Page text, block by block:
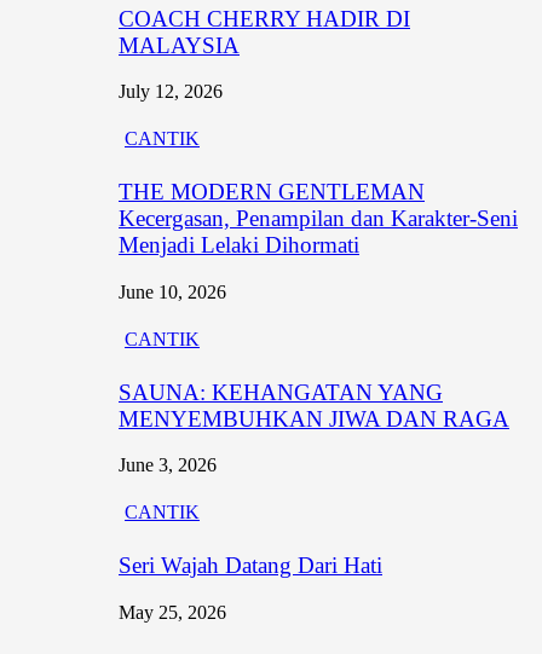
COACH CHERRY HADIR DI
MALAYSIA
July 12, 2026
CANTIK
THE MODERN GENTLEMAN
Kecergasan, Penampilan dan Karakter-Seni
Menjadi Lelaki Dihormati
June 10, 2026
CANTIK
SAUNA: KEHANGATAN YANG
MENYEMBUHKAN JIWA DAN RAGA
June 3, 2026
CANTIK
Seri Wajah Datang Dari Hati
May 25, 2026